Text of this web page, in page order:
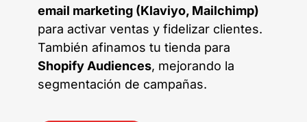
email marketing (Klaviyo, Mailchimp)
para activar ventas y fidelizar clientes.
También afinamos tu tienda para
Shopify Audiences, mejorando la
segmentación de campañas.